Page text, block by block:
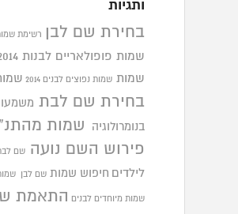
ותגיות
בחירת שם לבן רשימת
שמות פופולאריים לבנות 2014
שמות שמות נפוצים לבנים 2014
בחירת שם לבת
בנומרולוגיה
שמות
פירוש השם נועה
שם
לילדים חיפוש שמות שם לבן
שמות מיוחדים לבנים התאמת